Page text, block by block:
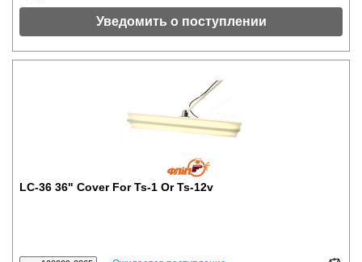
Уведомить о поступлении
LC-36 36" Cover For Ts-1 Or Ts-12v